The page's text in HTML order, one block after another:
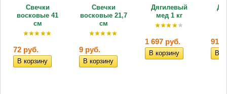
Свечки
восковые 41
см
72 руб.
Свечки
восковые 21,7
см
9 руб.
Дягилевый
мед 1 кг
1 697 руб. 910